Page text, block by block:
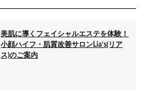
美肌に導くフェイシャルエステを体験！
小顔ハイフ・肌質改善サロンLia’s(リア
ス)のご案内